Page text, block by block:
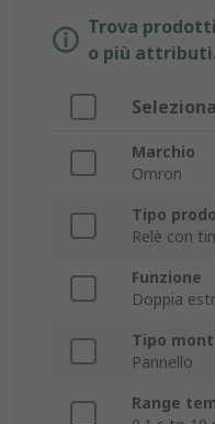
Trova
o più
Marchio
Omron
Tipo
Relè con
Funzione
Doppia
Tipo
Pannello
Range